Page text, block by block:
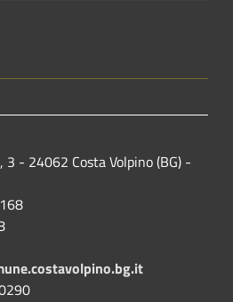
3 - 24062 Costa Volpino (BG) -